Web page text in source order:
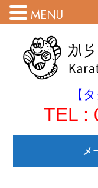
【
TEL :
メ
MENU